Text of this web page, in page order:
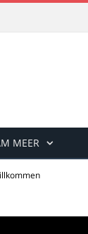
MEER